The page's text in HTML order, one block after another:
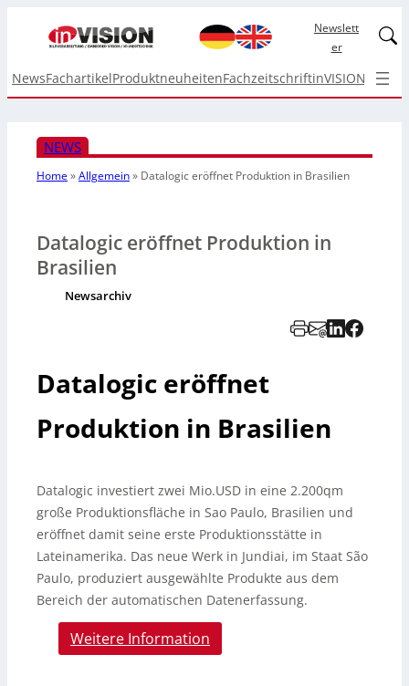
Newslett
er
NewsFachartikelProduktneuheitenFachzeitschriftinVISION Top
NEWS
Home»Allgemein» Datalogic eröffnet Produktion in Brasilien
Datalogic eröffnet Produktion in
Brasilien
Newsarchiv
Datalogic eröffnet
Produktion in Brasilien
Datalogic investiert zwei Mio.USD in eine 2.200qm
große Produktionsfläche in Sao Paulo, Brasilien und
eröffnet damit seine erste Produktionsstätte in
Lateinamerika. Das neue Werk in Jundiai, im Staat São
Paulo, produziert ausgewählte Produkte aus dem
Bereich der automatischen Datenerfassung.
Weitere Information